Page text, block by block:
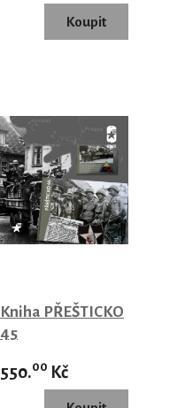
Kniha PŘEŠTICKO
45
550.00 Kč